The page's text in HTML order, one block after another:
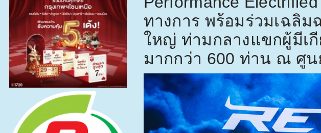
ทางการ พร้อมร่วมเฉลิม
ใหญ่ ท่ามกลางแขกผู้มีเ
มากกว่า 600 ท่าน ณ ศูน